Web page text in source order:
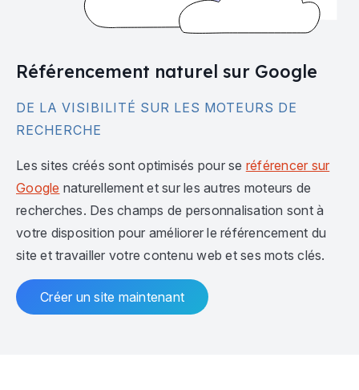
Référencement naturel sur Google
DE LA VISIBILITÉ SUR LES MOTEURS DE
RECHERCHE
Les sites créés sont optimisés pour se référencer sur
Google naturellement et sur les autres moteurs de
recherches. Des champs de personnalisation sont à
votre disposition pour améliorer le référencement du
site et travailler votre contenu web et ses mots clés.
Créer un site maintenant